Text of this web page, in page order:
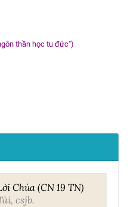
thần học tu đức")
Chúa (CN 19 TN)
csjb.